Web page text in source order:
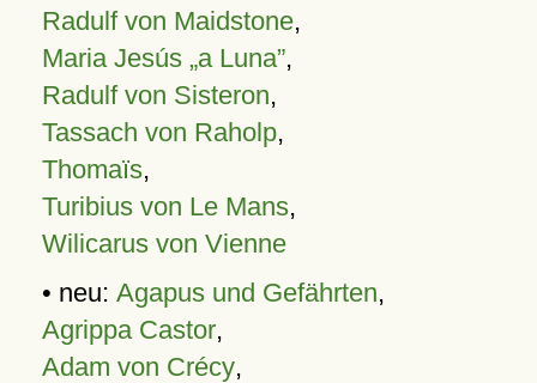
Radulf von Maidstone,
Maria Jesús „a Luna”,
Radulf von Sisteron,
Tassach von Raholp,
Thomaïs,
Turibius von Le Mans,
Wilicarus von Vienne
• neu: Agapus und Gefährten,
Agrippa Castor,
Adam von Crécy,